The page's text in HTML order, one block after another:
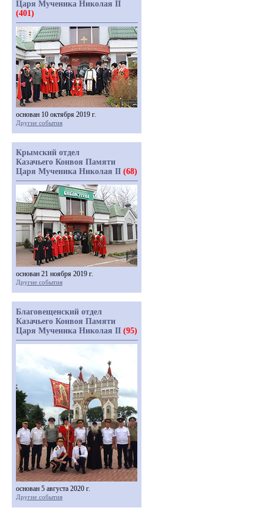
Царя Мученика Николая II
(401)
основан 10 октября 2019 г.
Другие события
Крымский отдел
Казачьего Конвоя Памяти
Царя Мученика Николая II (68)
основан 21 ноября 2019 г.
Другие события
Благовещенский отдел
Казачьего Конвоя Памяти
Царя Мученика Николая II (95)
основан 5 августа 2020 г.
Другие события